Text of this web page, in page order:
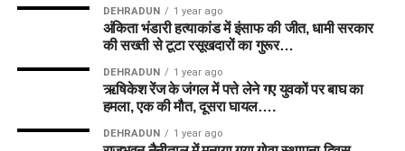
DEHRADUN 1 year ago
अंकिता भंडारी हत्याकांड में इंसाफ की जीत, धामी सरकार
की सख्ती से टूटा रसूखदारों का गुरूर…
DEHRADUN 1 year ago
ऋषिकेश रेंज के जंगल में पत्ते लेने गए युवकों पर बाघ का
हमला, एक की मौत, दूसरा घायल….
DEHRADUN 1 year ago